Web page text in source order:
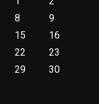
8
9
15
16
22
23
29
30